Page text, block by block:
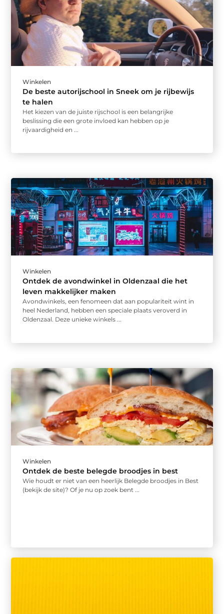
Winkelen
De beste autorijschool in Sneek om je rijbewijs
te halen
Het kiezen van de juiste rijschool is een belangrijke
beslissing die een grote invloed kan hebben op je
rijvaardigheid en ...
Winkelen
Ontdek de avondwinkel in Oldenzaal die het
leven makkelijker maken
Avondwinkels, een fenomeen dat aan populariteit wint in
heel Nederland, hebben een speciale plaats veroverd in
Oldenzaal. Deze unieke winkels ...
Winkelen
Ontdek de beste belegde broodjes in best
Wie houdt er niet van een heerlijk Belegde broodjes in Best
(bekijk de site)? Of je nu op zoek bent ...